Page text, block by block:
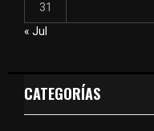
31
« Jul
CATEGORÍAS